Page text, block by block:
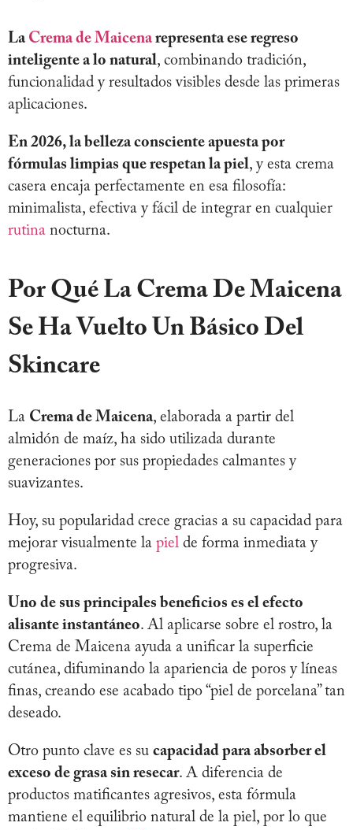
La Crema de Maicenarepresenta ese regreso
inteligente a lo natural, combinando tradición,
funcionalidad y resultados visibles desde las primeras
aplicaciones.
En 2026, la belleza consciente apuesta por
fórmulas limpias que respetan la piel, y esta crema
casera encaja perfectamente en esa filosofía:
minimalista, efectiva y fácil de integrar en cualquier
rutina nocturna.
Por Qué La Crema De Maicena
Se Ha Vuelto Un Básico Del
Skincare
La Crema de Maicena, elaborada a partir del
almidón de maíz, ha sido utilizada durante
generaciones por sus propiedades calmantes y
suavizantes.
Hoy, su popularidad crece gracias a su capacidad para
mejorar visualmente la piel de forma inmediata y
progresiva.
Uno de sus principales beneficios es el efecto
alisante instantáneo. Al aplicarse sobre el rostro, la
Crema de Maicena ayuda a unificar la superficie
cutánea, difuminando la apariencia de poros y líneas
finas, creando ese acabado tipo “piel de porcelana” tan
deseado.
Otro punto clave es su capacidad para absorber el
exceso de grasa sin resecar. A diferencia de
productos matificantes agresivos, esta fórmula
mantiene el equilibrio natural de la piel, por lo que